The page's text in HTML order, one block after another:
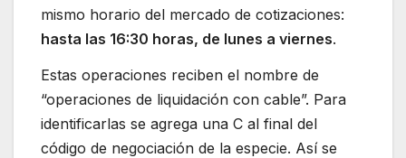
mismo horario del mercado de cotizaciones:
hasta las 16:30 horas, de lunes a viernes.
Estas operaciones reciben el nombre de
“operaciones de liquidación con cable”. Para
identificarlas se agrega una C al final del
código de negociación de la especie. Así se